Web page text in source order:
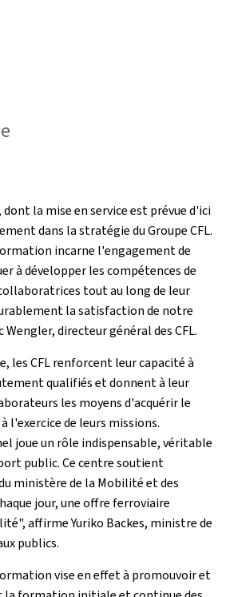
la mise en service est prévue d'ici
dans la stratégie du Groupe CFL.
incarne l'engagement de
à développer les compétences de
tout au long de leur
la satisfaction de notre
directeur général des CFL.
les CFL renforcent leur capacité à
qualifiés et donnent à leur
les moyens d'acquérir le
l'exercice de leurs missions.
joue un rôle indispensable, véritable
public. Ce centre soutient
ministère de la Mobilité et des
jour, une offre ferroviaire
affirme Yuriko Backes, ministre de
publics.
vise en effet à promouvoir et